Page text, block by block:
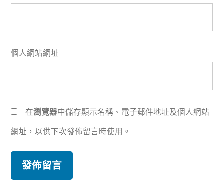
個人網站網址
在瀏覽器中儲存顯示名稱、電子郵件地址及個人網站
網址，以供下次發佈留言時使用。